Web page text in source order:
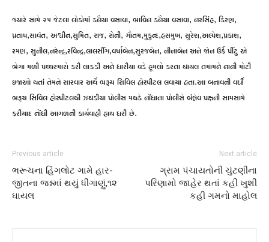
જ્યારે સામે ૨૫ જેટલા લોકોમાં કનૈયા વસાવા, ભાવિન કનૈયા વસાવા, નરસિંહ, કિરણ,
પ્રતાપ,સાવંત, અશ્વીન,સુમિત, રાજ, રોની, ગૌતમ,મુકુન્દ,હસમુખ, સુરેશ,અલ્પેશ,પ્રકાશ,
રમણ, સુનીલ,નરેન્દ્ર,રવિન્દ્ર,લાલસીંગ,વર્ષાબેન,સુરજબેન, નીનાબેન અને જોન ઉર્ફે પીંટુ એ
ભેગા મળી પથ્થરમારો કરી લાક્ડી અને ધારીયા વડે હૂમલો કરતા ઘાયલ તમામને નાની મોટી
ઇજાઓ થતાં તેમને સારવાર અર્થે ભરૂચ સિવિલ હોસ્પીટલ લવાયા હતા.આ બનાવની વર્ધી
ભરૂચ સિવિલ હોસ્પીટલથી ઝઘડીયા પોલીસ મથકે નોંધાતા પોલીસે બંન્નેવ પક્ષની સામસામે
ફરીયાદ નોંધી આગળની કાર્યવાહી હાથ ધરી છે.
Previous article
ભરૂચના હિંગલોટ ગામે હાર-
જીતના જશ્નમાં થયું ધીંગાણું,૧૨
ઘાયલ
Next article
ગ્રામ પંચાયતોની ચુંટણીના
પરિણામો જાહેર થતાં કહી ખુશી
કહી ગમનો માહોલ